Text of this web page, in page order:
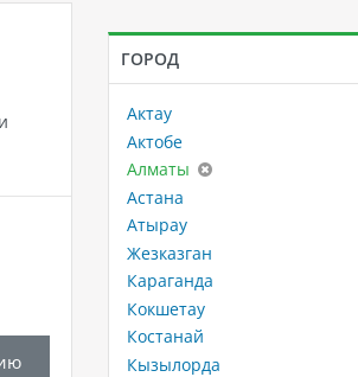
ГОРОД
Актау
Актобе
Алматы
Астана
Атырау
Жезказган
Караганда
Кокшетау
Костанай
Кызылорда